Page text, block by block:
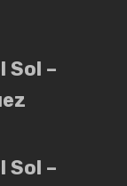
Sol –
Sol –